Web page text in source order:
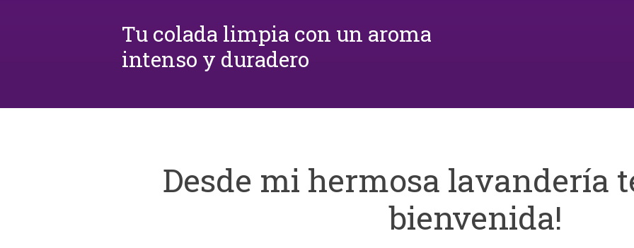
Tu colada limpia con un aroma
intenso y duradero
Desde mi hermosa lavandería
bienvenida!